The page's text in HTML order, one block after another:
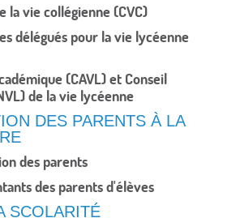
la vie collégienne (CVC)
délégués pour la vie lycéenne
(CAVL) et Conseil
de la vie lycéenne
DES PARENTS À LA
des parents
des parents d'élèves
SCOLARITÉ